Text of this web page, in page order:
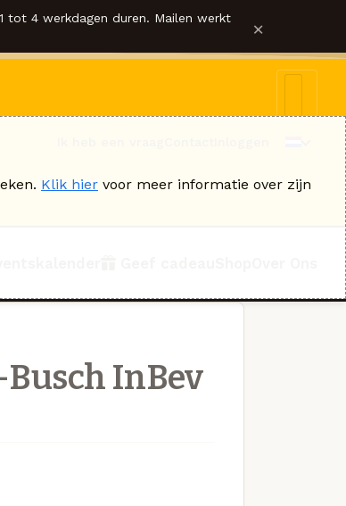
tot 4 werkdagen duren. Mailen werkt ×
InBev
Klik hier voor meer informatie over zijn